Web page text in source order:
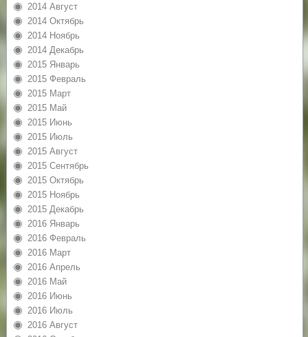
2014 Август
2014 Октябрь
2014 Ноябрь
2014 Декабрь
2015 Январь
2015 Февраль
2015 Март
2015 Май
2015 Июнь
2015 Июль
2015 Август
2015 Сентябрь
2015 Октябрь
2015 Ноябрь
2015 Декабрь
2016 Январь
2016 Февраль
2016 Март
2016 Апрель
2016 Май
2016 Июнь
2016 Июль
2016 Август